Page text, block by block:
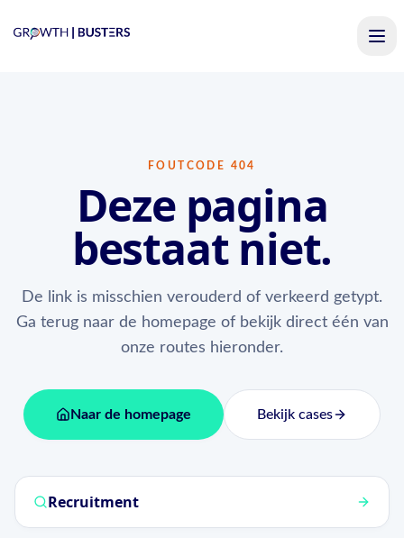
FOUTCODE 404
Deze pagina
bestaat niet.
De link is misschien verouderd of verkeerd getypt.
Ga terug naar de homepage of bekijk direct één van
onze routes hieronder.
Naar de homepage Bekijk cases
Recruitment